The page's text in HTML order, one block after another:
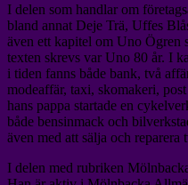
I delen som handlar om
bland annat Deje Trä, Uffes
även ett kapitel om Uno Ögren
texten skrevs var Uno 80 år. I
i tiden fanns både bank, två
modeaffär, taxi, skomakeri,
hans pappa startade en
både bensinmack och
även med att sälja och reparera
I delen med rubriken